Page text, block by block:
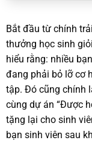
Bắt đầu từ chính
thưởng học sinh
hiểu rằng: nhiều
đang phải bỏ lỡ cơ
tập. Đó cũng chính
cùng dự án “Được
tặng lại cho sinh
bạn sinh viên sau